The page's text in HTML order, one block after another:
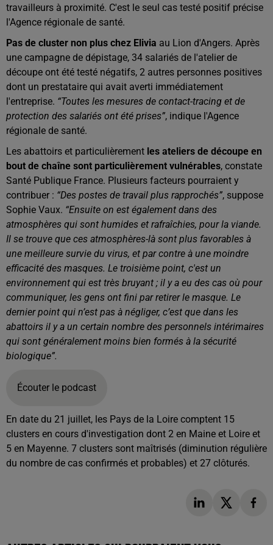
travailleurs à proximité. C'est le seul cas testé positif précise
l'Agence régionale de santé.
Pas de cluster non plus chez Elivia au Lion d'Angers. Après
une campagne de dépistage, 34 salariés de l'atelier de
découpe ont été testé négatifs, 2 autres personnes positives
dont un prestataire qui avait averti immédiatement
l'entreprise. “Toutes les mesures de contact-tracing et de
protection des salariés ont été prises”, indique l'Agence
régionale de santé.
Les abattoirs et particulièrement les ateliers de découpe en
bout de chaîne sont particulièrement vulnérables, constate
Santé Publique France. Plusieurs facteurs pourraient y
contribuer : “Des postes de travail plus rapprochés”, suppose
Sophie Vaux. “Ensuite on est également dans des
atmosphères qui sont humides et rafraîchies, pour la viande.
Il se trouve que ces atmosphères-là sont plus favorables à
une meilleure survie du virus, et par contre à une moindre
efficacité des masques. Le troisième point, c'est un
environnement qui est très bruyant ; il y a eu des cas où pour
communiquer, les gens ont fini par retirer le masque. Le
dernier point qui n’est pas à négliger, c’est que dans les
abattoirs il y a un certain nombre des personnels intérimaires
qui sont généralement moins bien formés à la sécurité
biologique”.
Écouter le podcast
En date du 21 juillet, les Pays de la Loire comptent 15
clusters en cours d'investigation dont 2 en Maine et Loire et
5 en Mayenne. 7 clusters sont maîtrisés (diminution régulière
du nombre de cas confirmés et probables) et 27 clôturés.